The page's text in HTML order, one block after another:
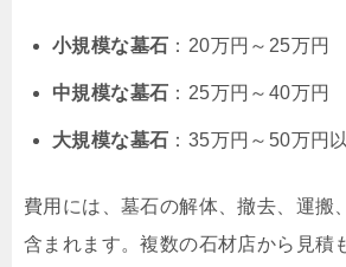
小規模な墓石 ：20万円～25万円
中規模な墓石 ：25万円～40万円
大規模な墓石 ：35万円～50万円
費用には、墓石の解体、撤去、運搬
含まれます。複数の石材店から見積